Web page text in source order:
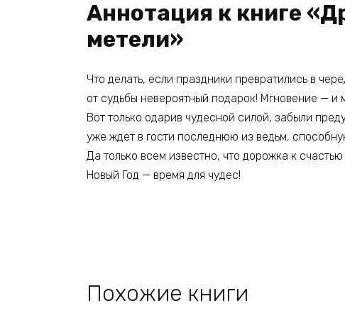
Аннотация к книге
метели»
Что делать, если праздники превратились в
от судьбы невероятный подарок! Мгновение —
Вот только одарив чудесной силой, забыли
уже ждет в гости последнюю из ведьм,
Да только всем известно, что дорожка к
Новый Год — время для чудес!
Похожие книги